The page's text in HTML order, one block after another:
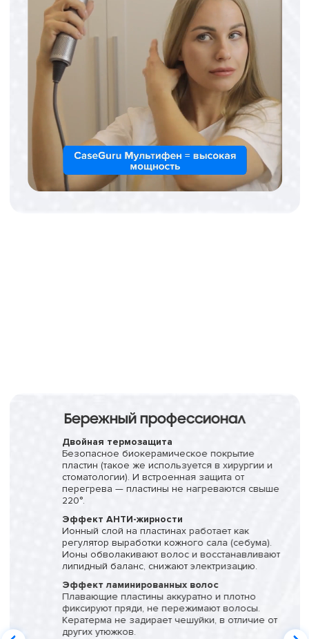
Бережный профессионал
Двойная термозащита
Безопасное биокерамическое покрытие
пластин (такое же используется в хирургии и
стоматологии). И встроенная защита от
перегрева — пластины не нагреваются свыше
220°.
Эффект АНТИ-жирности
Ионный слой на пластинах работает как
регулятор выработки кожного сала (себума).
Ионы обволакивают волос и восстанавливают
липидный баланс, снижают электризацию.
Эффект ламинированных волос
Плавающие пластины аккуратно и плотно
фиксируют пряди, не пережимают волосы.
Кератерма не задирает чешуйки, в отличие от
других утюжков.